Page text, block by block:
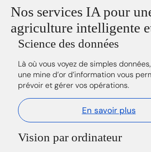
Nos services IA pour
agriculture intelligente
Science des données
Là où vous voyez de simples
une mine d’or d’information vous
prévoir et gérer vos opérations.
En savoir plus
Vision par ordinateur